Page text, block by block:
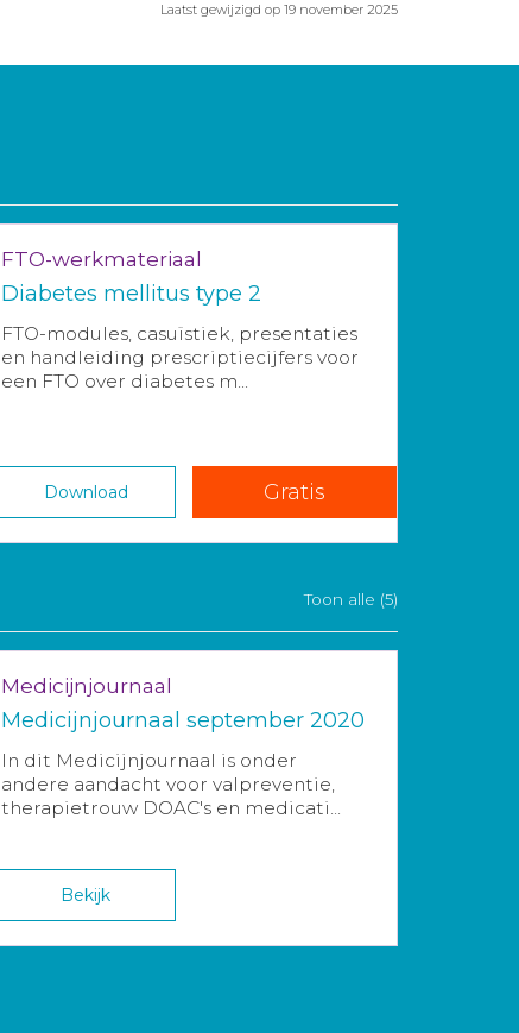
Laatst gewijzigd op 19 november 2025
FTO-werkmateriaal
Diabetes mellitus type 2
FTO-modules, casuïstiek, presentaties
en handleiding prescriptiecijfers voor
een FTO over diabetes m...
Download Gratis
Toon alle (5)
Medicijnjournaal
Medicijnjournaal september 2020
In dit Medicijnjournaal is onder
andere aandacht voor valpreventie,
therapietrouw DOAC's en medicati...
Bekijk